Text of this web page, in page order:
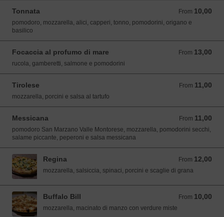
Tonnata From 10,00
From 10,00 EUR
pomodoro, mozzarella, alici, capperi, tonno, pomodorini, origano e
basilico
Focaccia al profumo di mare From 13,00
From 13,00 EUR
rucola, gamberetti, salmone e pomodorini
Tirolese From 11,00
From 11,00 EUR
mozzarella, porcini e salsa al tartufo
Messicana From 11,00
From 11,00 EUR
pomodoro San Marzano Valle Montorese, mozzarella, pomodorini secchi,
salame piccante, peperoni e salsa messicana
Regina From 12,00
From 12,00 EUR
mozzarella, salsiccia, spinaci, porcini e scaglie di grana
Buffalo Bill From 10,00
From 10,00 EUR
mozzarella, macinato di manzo con verdure miste